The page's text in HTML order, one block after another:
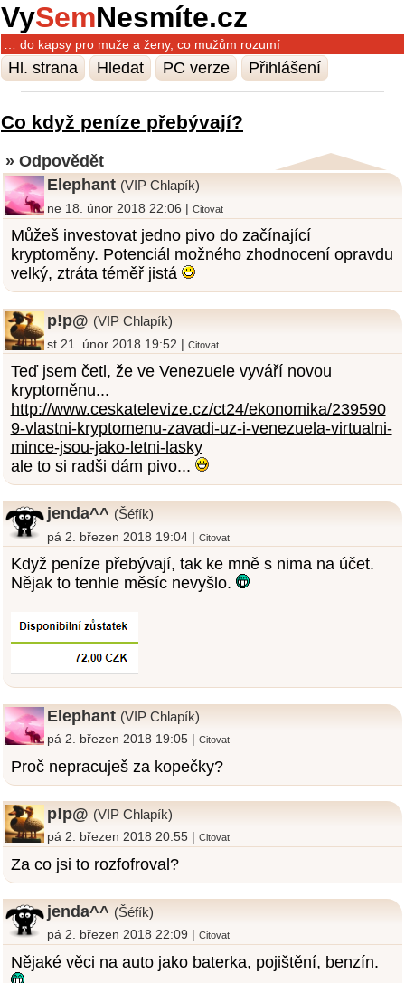
VySemNesmíte.cz
… do kapsy pro muže a ženy, co mužům rozumí
Hl. strana Hledat PC verze Přihlášení
Co když peníze přebývají?
» Odpovědět
Elephant (VIP Chlapík)
ne 18. únor 2018 22:06 |Citovat
Můžeš investovat jedno pivo do začínající
kryptoměny. Potenciál možného zhodnocení opravdu
velký, ztráta téměř jistá
p!p@ (VIP Chlapík)
st 21. únor 2018 19:52 |Citovat
Teď jsem četl, že ve Venezuele vyváří novou
kryptoměnu...
http://www.ceskatelevize.cz/ct24/ekonomika/239590
9-vlastni-kryptomenu-zavadi-uz-i-venezuela-virtualni-
mince-jsou-jako-letni-lasky
ale to si radši dám pivo...
jenda^^ (Šéfík)
pá 2. březen 2018 19:04 |Citovat
Když peníze přebývají, tak ke mně s nima na účet.
Nějak to tenhle měsíc nevyšlo.
Elephant (VIP Chlapík)
pá 2. březen 2018 19:05 |Citovat
Proč nepracuješ za kopečky?
p!p@ (VIP Chlapík)
pá 2. březen 2018 20:55 |Citovat
Za co jsi to rozfofroval?
jenda^^ (Šéfík)
pá 2. březen 2018 22:09 |Citovat
Nějaké věci na auto jako baterka, pojištění, benzín.